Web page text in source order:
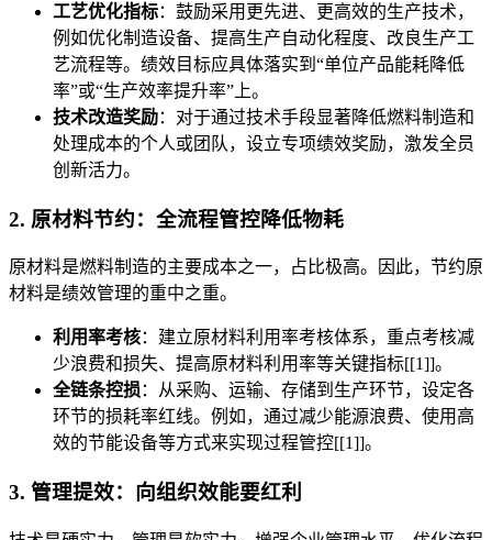
工艺优化指标：鼓励采用更先进、更高效的生产技术，
例如优化制造设备、提高生产自动化程度、改良生产工
艺流程等。绩效目标应具体落实到“单位产品能耗降低
率”或“生产效率提升率”上。
技术改造奖励：对于通过技术手段显著降低燃料制造和
处理成本的个人或团队，设立专项绩效奖励，激发全员
创新活力。
2. 原材料节约：全流程管控降低物耗
原材料是燃料制造的主要成本之一，占比极高。因此，节约原
材料是绩效管理的重中之重。
利用率考核：建立原材料利用率考核体系，重点考核减
少浪费和损失、提高原材料利用率等关键指标[[1]]。
全链条控损 ：从采购、运输、存储到生产环节，设定各
环节的损耗率红线。例如，通过减少能源浪费、使用高
效的节能设备等方式来实现过程管控[[1]]。
3. 管理提效：向组织效能要红利